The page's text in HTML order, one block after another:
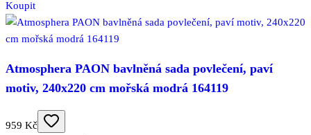
Koupit
Atmosphera PAON bavlněná sada povlečení, paví
motiv, 240x220 cm mořská modrá 164119
959 Kč